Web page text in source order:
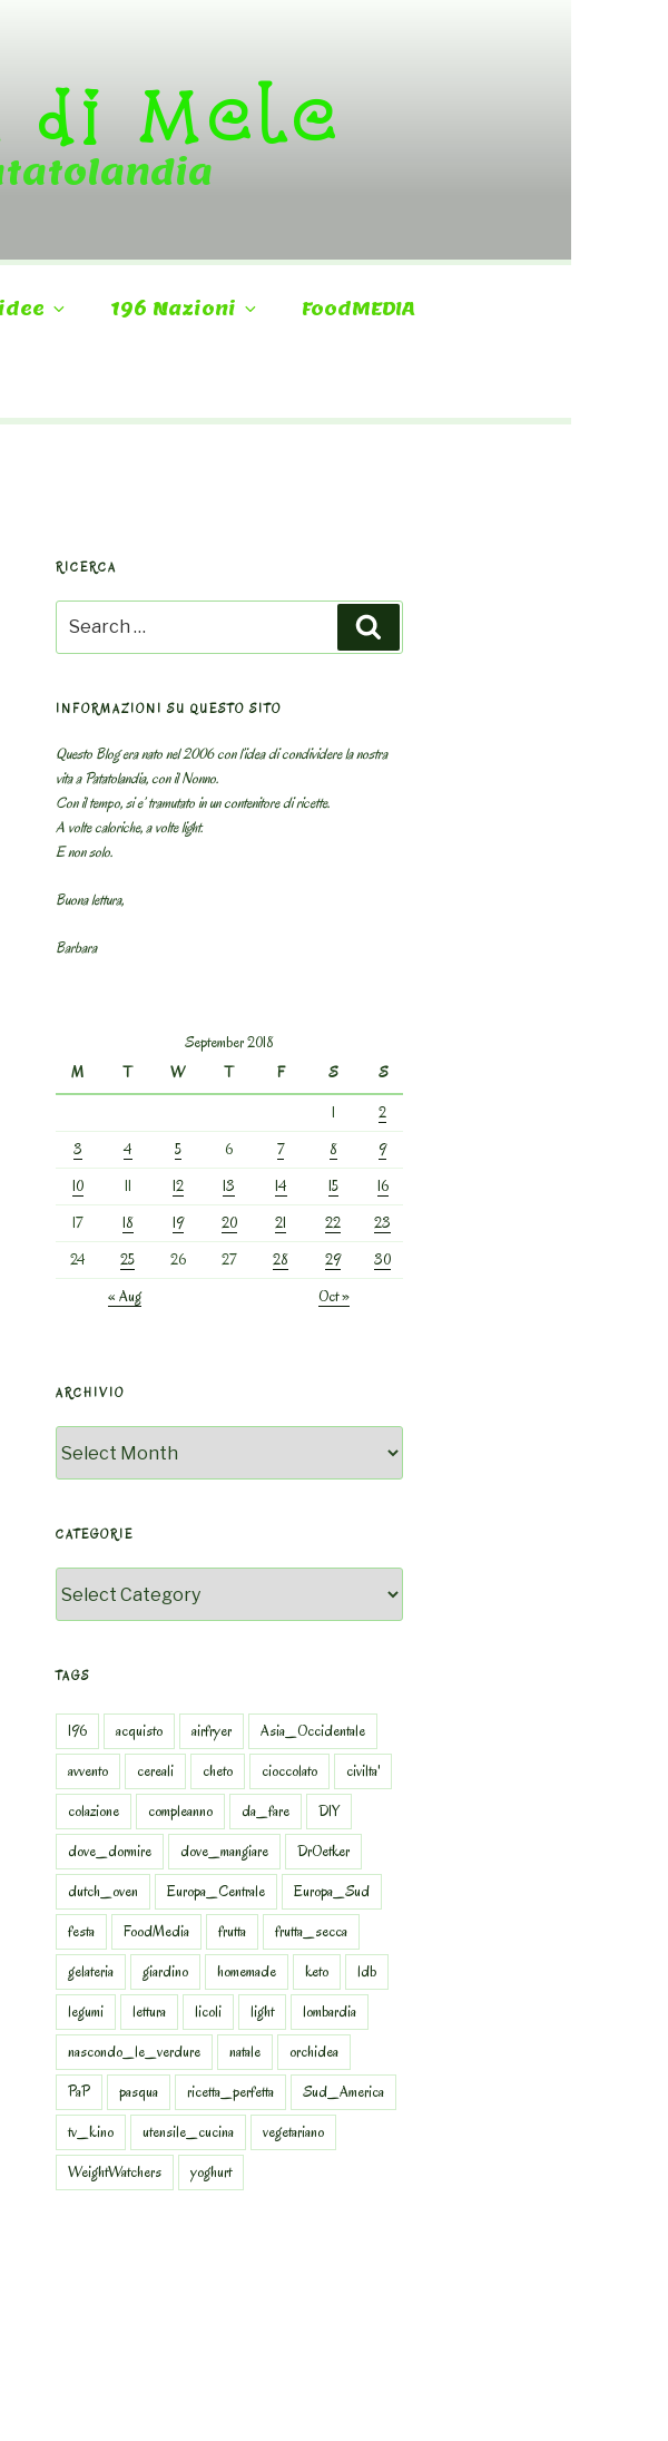
di Mele
196 Nazioni FoodMEDIA
RICERCA
for:
INFORMAZIONI SU QUESTO SITO
Questo Blog era nato nel 2006 con l’idea di condividere la nostra
vita a Patatolandia, con il Nonno.
Con il tempo, si e’ tramutato in un contenitore di ricette.
A volte caloriche, a volte light.
E non solo.
Buona lettura,
Barbara
September 2018
M
T W T F S
S
1
2
3
4 5 6 7 8
9
10
11 12 13 14 15
16
17
18 19 20 21 22
23
24
25 26 27 28 29
30
« Aug
Oct »
ARCHIVIO
CATEGORIE
TAGS
196 acquisto airfryer
Asia_Occidentale
avvento
cereali cheto cioccolato
civilta'
colazione
compleanno da_fare
DIY
dove_dormire
dove_mangiare
DrOetker
dutch_oven
Europa_Centrale
Europa_Sud
festa
FoodMedia frutta
frutta_secca
gelateria
giardino homemade keto
ldb
legumi
lettura licoli light
lombardia
nascondo_le_verdure
natale
orchidea
PaP
pasqua ricetta_perfetta
Sud_America
tv_kino
utensile_cucina
vegetariano
WeightWatchers
yoghurt